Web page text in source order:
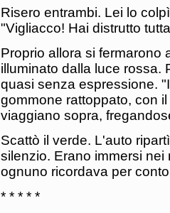
Risero entrambi. Lei lo
"Vigliacco! Hai distrutto
Proprio allora si fermarono
illuminato dalla luce rossa.
quasi senza espressione.
gommone rattoppato, con
viaggiano sopra,
Scattò il verde. L'auto
silenzio. Erano immersi
ognuno ricordava per
* * * * *